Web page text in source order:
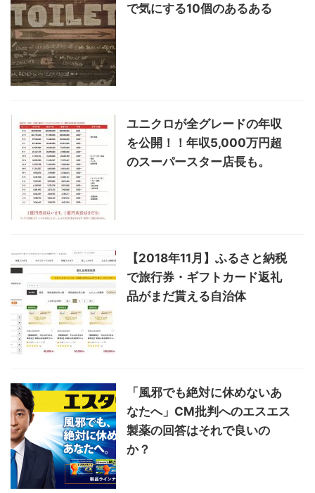
で気にする10個のあるある
ユニクロが全グレードの年収
を公開！！年収5,000万円超
のスーパースター店長も。
【2018年11月】ふるさと納税
で旅行券・ギフトカード返礼
品がまだ貰える自治体
「風邪でも絶対に休めないあ
なたへ」CM批判へのエスエス
製薬の回答はそれで良いの
か？